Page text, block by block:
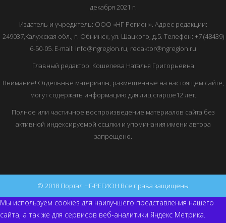
декабря 2021 г.
Издатель и учредитель: ООО «НГ-Регион». Адрес редакции:
249037,Калужская обл., г. Обнинск, ул. Шацкого, д.5. Телефон: +7 (48439)
6-50-05. E-mail: info@ngregion.ru, redaktor@ngregion.ru
Главный редактор: Кошелева Наталья Григорьевна
Внимание! Отдельные материалы, размещенные на настоящем сайте,
могут содержать информацию для лиц старше12 лет.
Полное или частичное воспроизведение материалов сайта без
активной индексируемой ссылки и упоминания имени автора
запрещено.
© 2018 Портал НГ-РЕГИОН Все права защищены
Мы используем cookies для наилучшего представления нашего
сайта, а так же для сервисов веб-аналитики Яндекс Метрика.